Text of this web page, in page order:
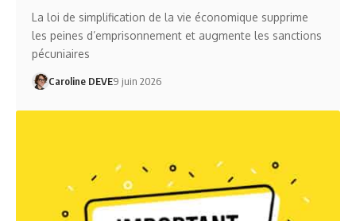
La loi de simplification de la vie économique supprime
les peines d’emprisonnement et augmente les sanctions
pécuniaires
Caroline DEVE9 juin 2026